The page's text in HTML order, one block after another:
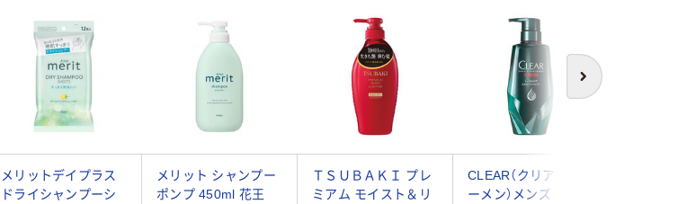
次へ
メリットデイプラス
ドライシャンプーシ
メリット シャンプー
ポンプ 450ml 花王
ＴＳＵＢＡＫＩ プレ
ミアム モイスト＆リ
CLEAR（クリアフォ
ーメン）メンズ スカ